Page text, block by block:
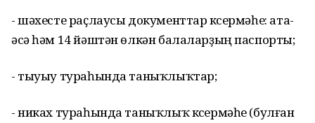
- шәхесте раҫлаусы документтар күсермәһе: ата-
әсә һәм 14 йәштән өлкән балаларҙың паспорты;
- тыуыу тураһында таныҡлыҡтар;
- никах тураһында таныҡлыҡ күсермәһе (булған